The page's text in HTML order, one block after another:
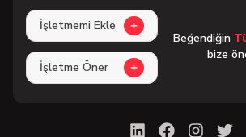
İşletmemi Ekle
İşletme Öner
Beğendiğin
bize